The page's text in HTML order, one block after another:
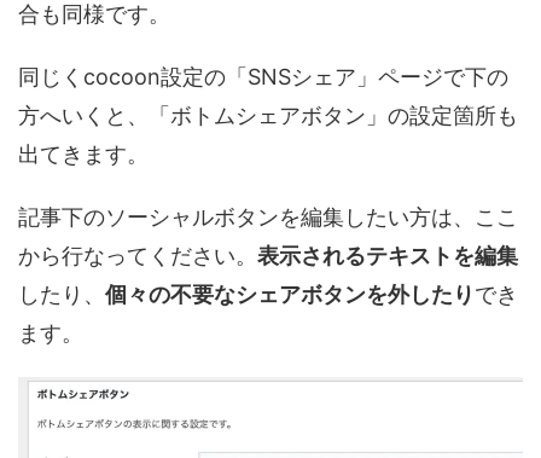
合も同様です。
同じくcocoon設定の「 SNSシェア 」ページで下の
方へいくと、「 ボトムシェアボタン 」の設定箇所も
出てきます。
記事下のソーシャルボタンを編集したい方は、ここ
から行なってください。 表示されるテキストを編集
したり、 個々の不要なシェアボタンを外したりでき
ます。